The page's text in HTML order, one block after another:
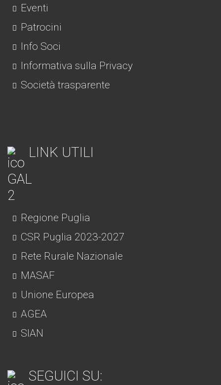
Eventi
Patrocini
Info Soci
Informativa sulla Privacy
Società trasparente
LINK UTILI
Regione Puglia
CSR Puglia 2023-2027
Rete Rurale Nazionale
MASAF
Unione Europea
AGEA
SIAN
SEGUICI SU: